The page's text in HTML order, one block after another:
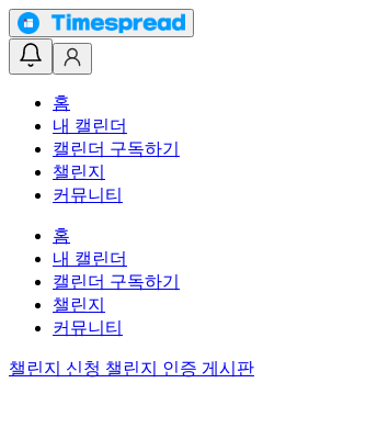
홈
내 캘린더
캘린더 구독하기
챌린지
커뮤니티
홈
내 캘린더
캘린더 구독하기
챌린지
커뮤니티
챌린지 신청 챌린지 인증 게시판